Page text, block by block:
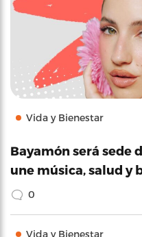
Vida y Bienestar
Bayamón será sede
une música, salud y
0
Vida y Bienestar